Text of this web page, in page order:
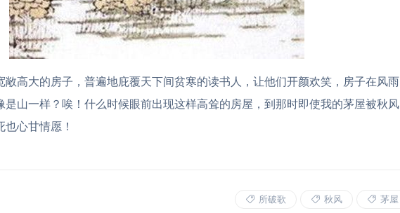
敞高大的房子，普遍地庇覆天下间贫寒的读书人，让他们开颜欢笑，房子在风雨
是山一样？唉！什么时候眼前出现这样高耸的房屋，到那时即使我的茅屋被秋风
心甘情愿！
所破歌 秋风 茅屋